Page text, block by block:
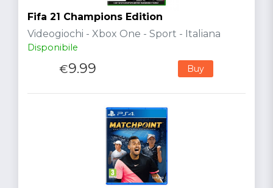
Fifa 21 Champions Edition
Videogiochi - Xbox One - Sport - Italiana
Disponibile
€9.99 Buy